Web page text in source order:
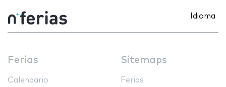
Idioma
Ferias
Calendario
Sitemaps
Ferias